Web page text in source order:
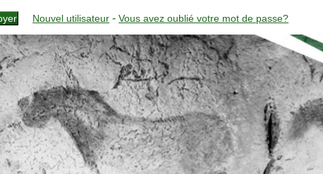
Nouvel utilisateur -Vous avez oublié votre mot de passe?